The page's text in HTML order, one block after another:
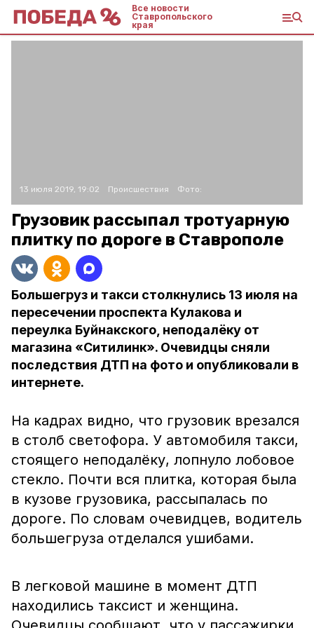
Все новости
Ставропольского
края
13 июля 2019, 19:02 Происшествия Фото:
Грузовик рассыпал тротуарную
плитку по дороге в Ставрополе
Большегруз и такси столкнулись 13 июля на
пересечении проспекта Кулакова и
переулка Буйнакского, неподалёку от
магазина «Ситилинк». Очевидцы сняли
последствия ДТП на фото и опубликовали в
интернете.
На кадрах видно, что грузовик врезался
в столб светофора. У автомобиля такси,
стоящего неподалёку, лопнуло лобовое
стекло. Почти вся плитка, которая была
в кузове грузовика, рассыпалась по
дороге. По словам очевидцев, водитель
большегруза отделался ушибами.
В легковой машине в момент ДТП
находились таксист и женщина.